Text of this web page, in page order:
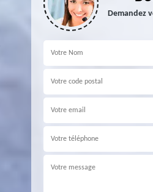
Demandez